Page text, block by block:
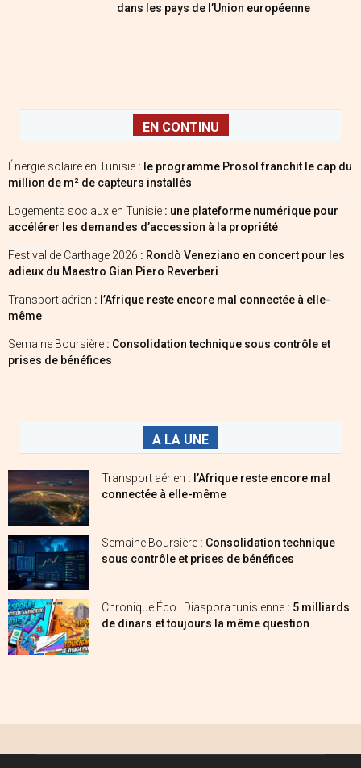
dans les pays de l’Union européenne
EN CONTINU
Énergie solaire en Tunisie : le programme Prosol franchit le cap du
million de m² de capteurs installés
Logements sociaux en Tunisie : une plateforme numérique pour
accélérer les demandes d’accession à la propriété
Festival de Carthage 2026 : Rondò Veneziano en concert pour les
adieux du Maestro Gian Piero Reverberi
Transport aérien : l’Afrique reste encore mal connectée à elle-
même
Semaine Boursière : Consolidation technique sous contrôle et
prises de bénéfices
A LA UNE
Transport aérien : l’Afrique reste encore mal
connectée à elle-même
Semaine Boursière : Consolidation technique
sous contrôle et prises de bénéfices
Chronique Éco | Diaspora tunisienne : 5 milliards
de dinars et toujours la même question